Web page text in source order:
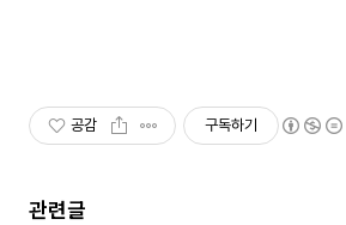
공감 구독하기
관련글